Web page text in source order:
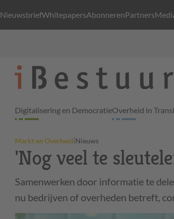
NieuwsbriefWhitepapersAbonnerenPartners
Digitalisering en DemocratieOverheid in
Markt en Overheid|Nieuws
'Nog veel te
Samenwerken door informatie te
nu bedrijven of overheden betreft,